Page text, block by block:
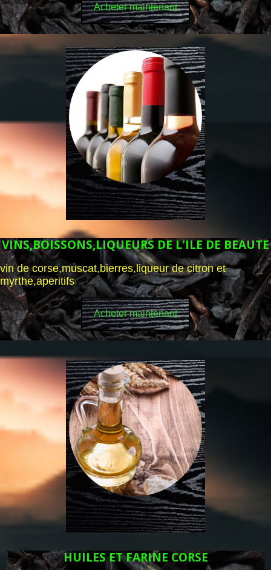
Acheter maintenant
VINS,BOISSONS,LIQUEURS DE L'ILE DE BEAUTE
vin de corse,muscat,bierres,liqueur de citron et
myrthe,aperitifs
Acheter maintenant
HUILES ET FARINE CORSE